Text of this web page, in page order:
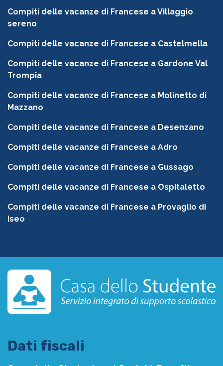
Compiti delle vacanze di Francese a Villaggio
sereno
Compiti delle vacanze di Francese a Castelmella
Compiti delle vacanze di Francese a Gardone Val
Trompia
Compiti delle vacanze di Francese a Molinetto di
Mazzano
Compiti delle vacanze di Francese a Desenzano
Compiti delle vacanze di Francese a Adro
Compiti delle vacanze di Francese a Gussago
Compiti delle vacanze di Francese a Ospitaletto
Compiti delle vacanze di Francese a Provaglio di
Iseo
Dati fiscali